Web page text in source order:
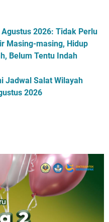
Agustus 2026: Tidak Perlu
Masing-masing, Hidup
Belum Tentu Indah
Jadwal Salat Wilayah
2026